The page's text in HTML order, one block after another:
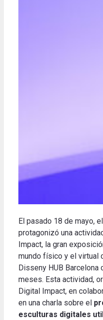
El pasado 18 de mayo,
protagonizó una
Impact, la gran
mundo físico y el virtual
Disseny HUB
meses. Esta actividad,
Digital Impact, en
en una charla sobre el
esculturas digitales